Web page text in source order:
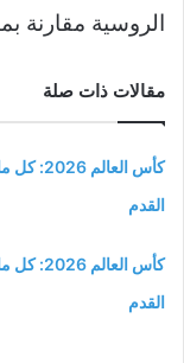
الروسية مقارنة بما كانت
مقالات ذات صلة
كأس
القدم
كأس
القدم